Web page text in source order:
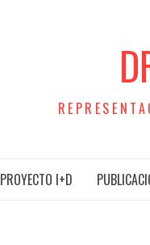
PROYECTO I+D